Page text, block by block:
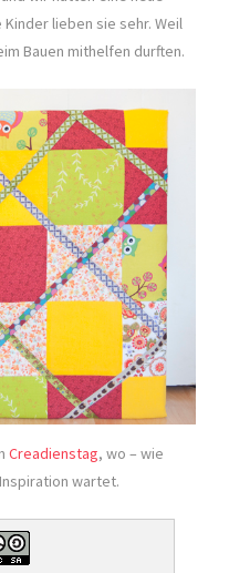
lieben sie sehr. Weil
Bauen mithelfen durften.
Creadienstag, wo – wie
wartet.